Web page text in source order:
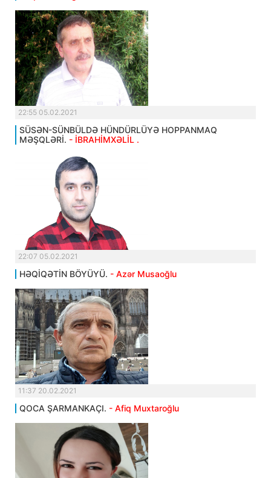
22:55 05.02.2021
SÜSƏN-SÜNBÜLDƏ HÜNDÜRLÜYƏ HOPPANMAQ
MƏŞQLƏRİ. - İBRAHİMXƏLİL .
22:07 05.02.2021
HƏQİQƏTİN BÖYÜYÜ. - Azər Musaoğlu
11:37 20.02.2021
QOCA ŞARMANKAÇI. - Afiq Muxtaroğlu